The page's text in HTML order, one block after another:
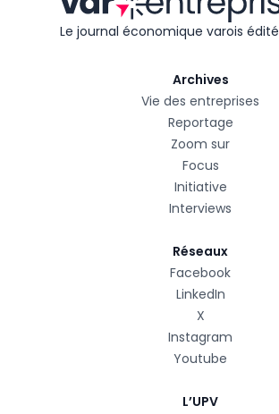
Le journal économique varois édité
Archives
Vie des entreprises
Reportage
Zoom sur
Focus
Initiative
Interviews
Réseaux
Facebook
LinkedIn
X
Instagram
Youtube
L’UPV